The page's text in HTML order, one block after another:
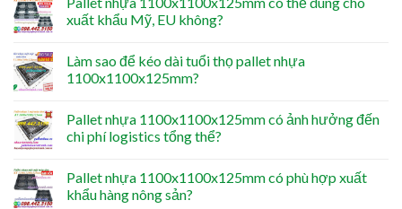
xuất khẩu Mỹ, EU không?
Làm sao để kéo dài tuổi thọ pallet nhựa
1100x1100x125mm?
Pallet nhựa 1100x1100x125mm có ảnh hưởng đến
chi phí logistics tổng thể?
Pallet nhựa 1100x1100x125mm có phù hợp xuất
khẩu hàng nông sản?